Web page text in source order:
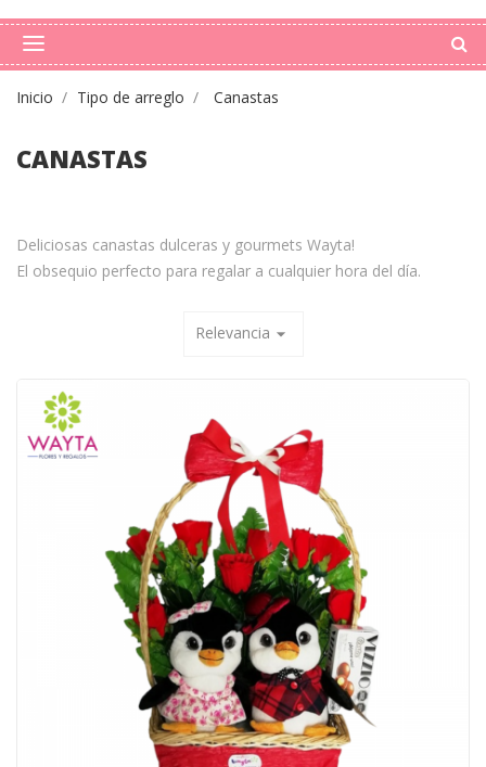
Inicio Tipo de arreglo Canastas
CANASTAS
Deliciosas canastas dulceras y gourmets Wayta!
El obsequio perfecto para regalar a cualquier hora del día.
Relevancia arrow_drop_down